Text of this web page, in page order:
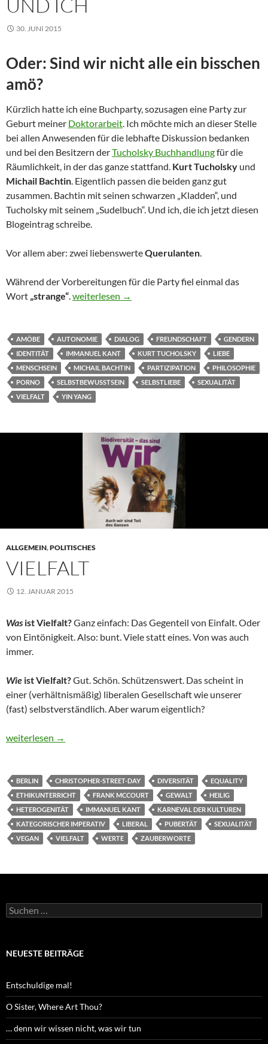
UND ICH
30. JUNI 2015
Oder: Sind wir nicht alle ein bisschen
amö?
Kürzlich hatte ich eine Buchparty, sozusagen eine Party zur
Geburt meiner Doktorarbeit. Ich möchte mich an dieser Stelle
bei allen Anwesenden für die lebhafte Diskussion bedanken
und bei den Besitzern derTucholsky Buchhandlungfür die
Räumlichkeit, in der das ganze stattfand. Kurt Tucholsky und
Michail Bachtin. Eigentlich passen die beiden ganz gut
zusammen. Bachtin mit seinen schwarzen „Kladden“, und
Tucholsky mit seinem „Sudelbuch“. Und ich, die ich jetzt diesen
Blogeintrag schreibe.
Vor allem aber: zwei liebenswerteQuerulanten.
Während der Vorbereitungen für die Party fiel einmal das
Wort „strange“.Bachtin, Tucholsky und ich
weiterlesen →
AMÖBE AUTONOMIE DIALOG FREUNDSCHAFT
GENDERN
IDENTITÄT
IMMANUEL KANT KURT TUCHOLSKY
LIEBE
MENSCHSEIN
MICHAIL BACHTIN PARTIZIPATION
PHILOSOPHIE
PORNO
SELBSTBEWUSSTSEIN SELBSTLIEBE
SEXUALITÄT
VIELFALT
YIN YANG
ALLGEMEIN,POLITISCHES
VIELFALT
12. JANUAR 2015
Was ist Vielfalt?Ganz einfach: Das Gegenteil von Einfalt. Oder
von Eintönigkeit. Also: bunt. Viele statt eines. Von was auch
immer.
Wie ist Vielfalt?Gut. Schön. Schützenswert. Das scheint in
einer (verhältnismäßig) liberalen Gesellschaft wie unserer
(fast) selbstverständlich. Aber warum eigentlich?
Vielfalt
weiterlesen →
BERLIN CHRISTOPHER-STREET-DAY DIVERSITÄT
EQUALITY
ETHIKUNTERRICHT
FRANK MCCOURT GEWALT
HEILIG
HETEROGENITÄT
IMMANUEL KANT
KARNEVAL DER KULTUREN
KATEGORISCHER IMPERATIV
LIBERAL PUBERTÄT
SEXUALITÄT
VEGAN
VIELFALT WERTE ZAUBERWORTE
Suchen
nach:
NEUESTE BEITRÄGE
Entschuldige mal!
O Sister, Where Art Thou?
… denn wir wissen nicht, was wir tun